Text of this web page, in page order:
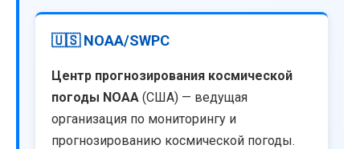
🇺🇸 NOAA/SWPC
Центр прогнозирования космической
погоды NOAA (США) — ведущая
организация по мониторингу и
прогнозированию космической погоды.